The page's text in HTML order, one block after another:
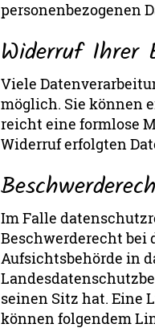
personenbezogenen
Widerruf Ihrer
Viele
möglich. Sie können
reicht eine formlose
Widerruf erfolgten
Im Falle
Beschwerderecht bei
Aufsichtsbehörde in
seinen Sitz hat. Eine
können folgendem